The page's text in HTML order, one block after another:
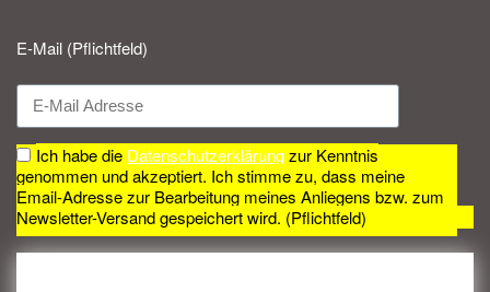
E-Mail (Pflichtfeld)
Ich habe die Datenschutzerklärungzur Kenntnis
genommen und akzeptiert. Ich stimme zu, dass meine
Email-Adresse zur Bearbeitung meines Anliegens bzw. zum
Newsletter-Versand gespeichert wird. (Pflichtfeld)